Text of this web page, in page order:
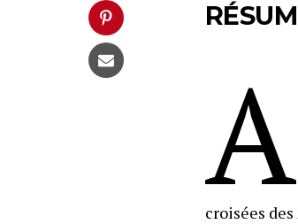
A
croisées